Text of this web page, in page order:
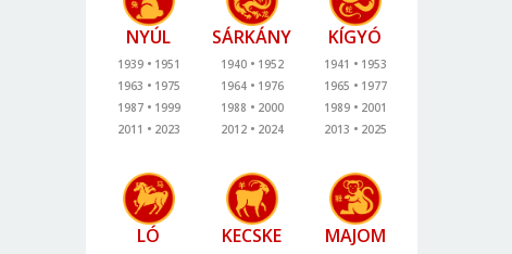
NYÚL
1939
1951
1963
1975
1987
1999
2011
2023
SÁRKÁNY
1940
1952
1964
1976
1988
2000
2012
2024
KÍGYÓ
1941
1953
1965
1977
1989
2001
2013
2025
LÓ KECSKE MAJOM